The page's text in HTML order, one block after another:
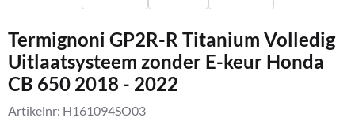
Termignoni GP2R-R Titanium Volledig
Uitlaatsysteem zonder E-keur Honda
CB 650 2018 - 2022
Artikelnr: H161094SO03